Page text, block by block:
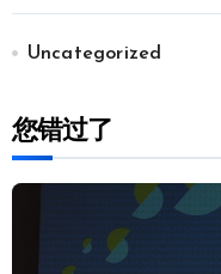
Uncategorized
您错过了